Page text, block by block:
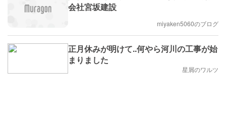
会社宮坂建設
miyaken5060のブログ
正月休みが明けて..何やら河川の工事が始
まりました
星屑のワルツ